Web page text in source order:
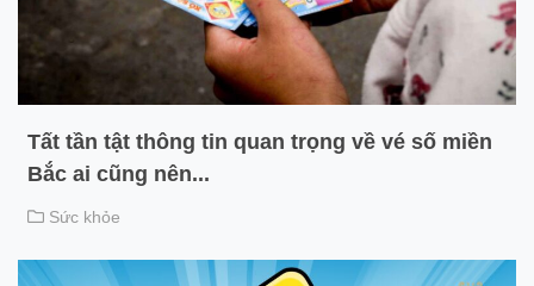
Tất tần tật thông tin quan trọng về vé số miền
Bắc ai cũng nên...
Sức khỏe